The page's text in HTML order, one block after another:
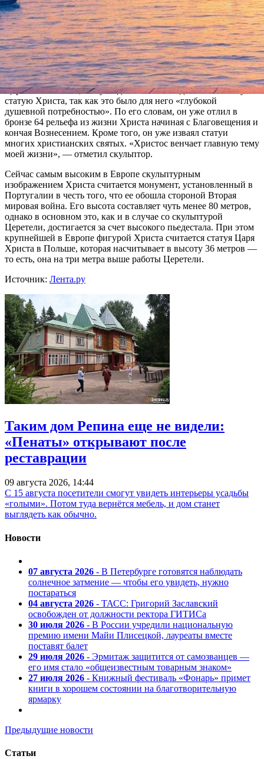
По словам Церетели, сама статуя насчитывает в высоту 33
метра — по числу прожитых Иисусом лет. При этом
установят ее на 50-метровом пьедестале с бронзовыми
рельефами. Место установки монумента пока не определено.
Скульптор отметил, что у него уже есть предложение
разместить свою работу в Грузии, но он бы предпочел найти
для статуи место в России и уверен, что у него это получится.
Церетели пояснил, что уже давно хотел создать собственную
статую Христа, так как это было для него «глубокой
душевной потребностью». По его словам, он уже отлил в
бронзе 64 рельефа из жизни Христа начиная с Благовещения и
кончая Вознесением. Кроме того, он уже изваял статуи
многих христианских святых. «Христос венчает главную тему
моей жизни», — отметил скульптор.
Сейчас самым высоким в Европе скульптурным
изображением Христа считается монумент, установленный в
Португалии в честь того, что ее обошла стороной Вторая
мировая война. Его высота составляет чуть менее 80 метров,
однако в основном это, как и в случае со скульптурой
Церетели, достигается за счет высокого пьедестала. При этом
крупнейшей в Европе фигурой Христа считается статуя Царя
Христа в Польше, которая насчитывает в высоту 36 метров —
то есть, она на три метра выше работы Церетели.
Источник: Лента.ру
Таким дом Репина еще не видели:
«Пенаты» открывают после
реставрации
09 августа 2026, 14:44
С 15 августа посетители смогут увидеть интерьеры усадьбы
«голыми». Потом туда вернётся мебель, и дом станет
выглядеть как обычно.
Новости
07 августа 2026 - В Петербурге готовятся наблюдать
солнечное затмение — чтобы его увидеть, нужно
постараться
04 августа 2026 - ТАСС: Григорий Заславский
освобожден от должности ректора ГИТИСа
30 июля 2026 - В России учредили национальную
премию имени Майи Плисецкой, лауреаты вместе
поставят балет
29 июля 2026 - Эрмитаж защитится от самозванцев —
его имя стало «общеизвестным товарным знаком»
27 июля 2026 - Книжный фестиваль «Фонарь» примет
книги в хорошем состоянии на благотворительную
ярмарку
Предыдущие новости
Статьи